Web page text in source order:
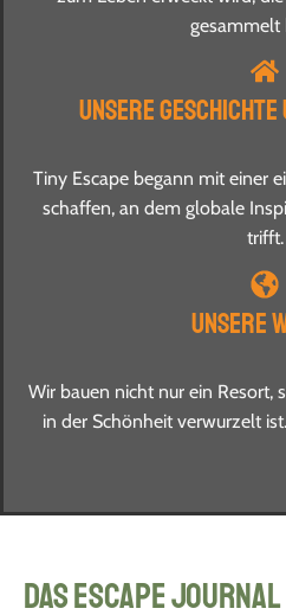
gesammelt
Unsere
Tiny Escape begann mit einer
schaffen, an dem globale
trifft.
Unsere
Wir bauen nicht nur ein Resort,
in der Schönheit verwurzelt
Das Escape Journal